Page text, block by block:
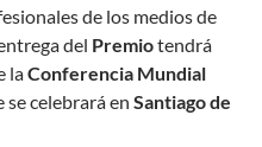
de los medios de
del Premiotendrá
laConferencia Mundial
se celebrará en Santiago de